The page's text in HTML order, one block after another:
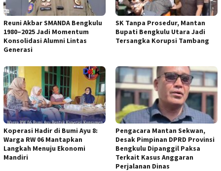
Reuni Akbar SMANDA Bengkulu
1980–2025 Jadi Momentum
Konsolidasi Alumni Lintas
Generasi
SK Tanpa Prosedur, Mantan
Bupati Bengkulu Utara Jadi
Tersangka Korupsi Tambang
Koperasi Hadir di Bumi Ayu 8:
Warga RW 06 Mantapkan
Langkah Menuju Ekonomi
Mandiri
Pengacara Mantan Sekwan,
Desak Pimpinan DPRD Provinsi
Bengkulu Dipanggil Paksa
Terkait Kasus Anggaran
Perjalanan Dinas